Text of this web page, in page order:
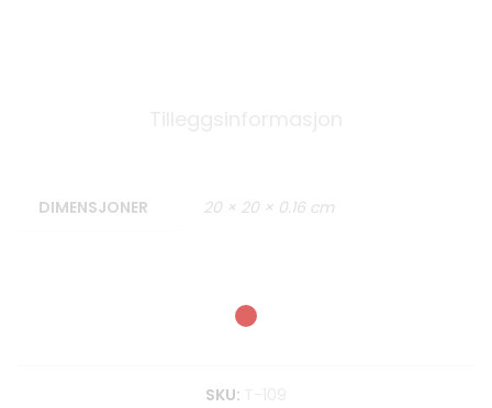
DIMENSJONER 20 × 20 × 0.16 cm
SKU: